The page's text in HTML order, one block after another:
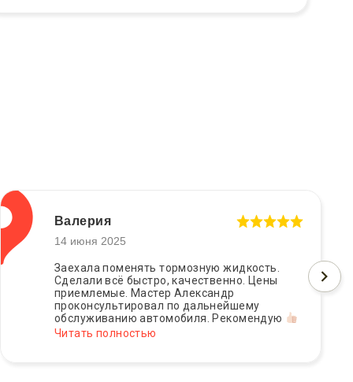
Валерия
14 июня 2025
Заехала поменять тормозную жидкость.
Сделали всё быстро, качественно. Цены
приемлемые. Мастер Александр
проконсультировал по дальнейшему
обслуживанию автомобиля. Рекомендую
Читать полностью